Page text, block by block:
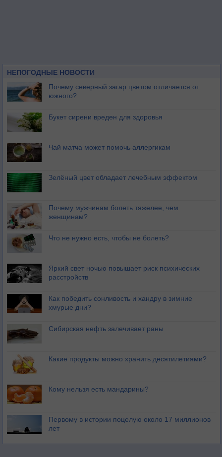
НЕПОГОДНЫЕ НОВОСТИ
Почему северный загар цветом отличается от
южного?
Букет сирени вреден для здоровья
Чай матча может помочь аллергикам
Зелёный цвет обладает лечебным эффектом
Почему мужчинам болеть тяжелее, чем
женщинам?
Что не нужно есть, чтобы не болеть?
Яркий свет ночью повышает риск психических
расстройств
Как победить сонливость и хандру в зимние
хмурые дни?
Сибирская нефть залечивает раны
Какие продукты можно хранить десятилетиями?
Кому нельзя есть мандарины?
Первому в истории поцелую около 17 миллионов
лет